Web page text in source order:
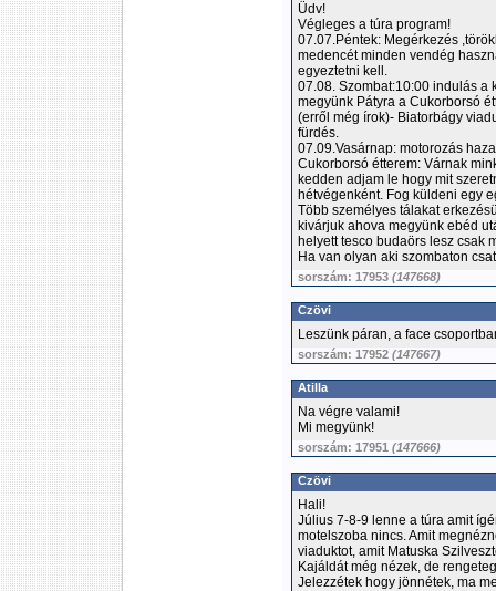
Üdv!
Végleges a túra program!
07.07.Péntek: Megérkezés
medencét minden vendég
egyeztetni kell.
07.08. Szombat:10:00 indulás a
megyünk Pátyra a Cukorborsó
(erről még írok)- Biatorbágy
fürdés.
07.09.Vasárnap: motorozás haza
Cukorborsó étterem: Várnak
kedden adjam le hogy mit
hétvégenként. Fog küldeni egy
Több személyes tálakat
kivárjuk ahova megyünk ebéd
helyett tesco budaörs lesz csak
Ha van olyan aki szombaton
sorszám: 17953 (147668)
Czövi
Leszünk páran, a face
sorszám: 17952 (147667)
Atilla
Na végre valami!
Mi megyünk!
sorszám: 17951 (147666)
Czövi
Hali!
Július 7-8-9 lenne a túra amit
motelszoba nincs. Amit
viaduktot, amit Matuska
Kajáldát még nézek, de
Jelezzétek hogy jönnétek, ma